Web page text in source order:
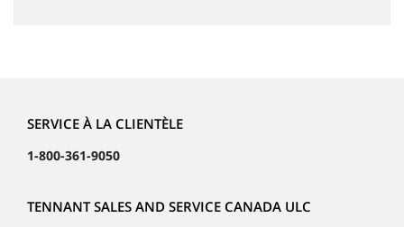
SERVICE À LA CLIENTÈLE
1-800-361-9050
TENNANT SALES AND SERVICE CANADA ULC